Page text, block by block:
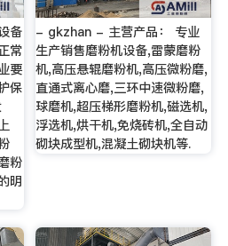
备
常
要
保
粉
明
- gkzhan - 主营产品： 专业
生产销售磨粉机设备,雷蒙磨粉
机,高压悬辊磨粉机,高压微粉磨,
直通式离心磨,三环中速微粉磨,
球磨机,超压梯形磨粉机,磁选机,
浮选机,烘干机,免烧砖机,全自动
砌块成型机,混凝土砌块机等.